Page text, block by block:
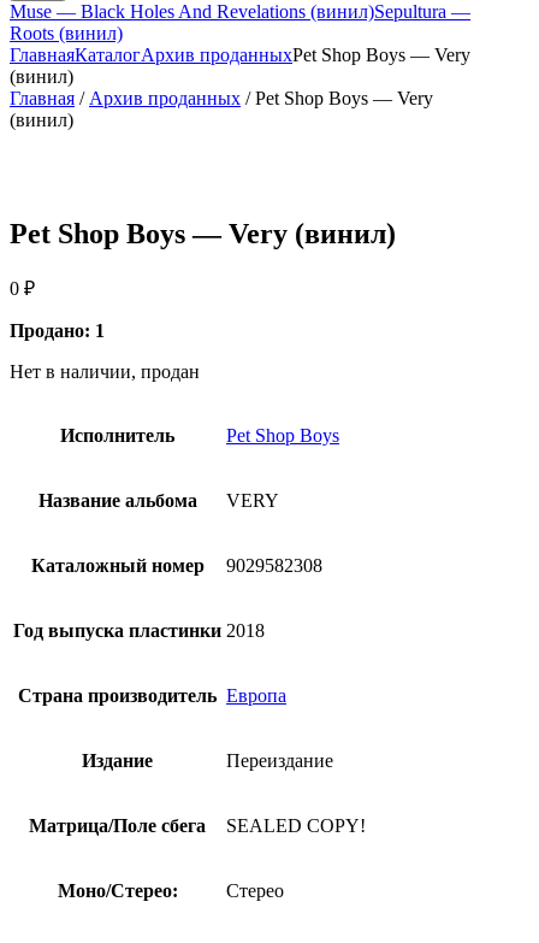
Muse — Black Holes And Revelations (винил)Sepultura —
Roots (винил)
ГлавнаяКаталогАрхив проданныхPet Shop Boys — Very
(винил)
Главная / Архив проданных / Pet Shop Boys — Very
(винил)
Pet Shop Boys — Very (винил)
0 ₽
Продано: 1
Нет в наличии, продан
Исполнитель Pet Shop Boys
Название альбома VERY
Каталожный номер 9029582308
Год выпуска пластинки 2018
Страна производитель Европа
Издание Переиздание
Матрица/Поле сбега SEALED COPY!
Моно/Стерео: Стерео